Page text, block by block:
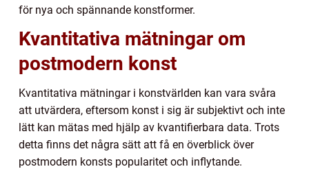
för nya och spännande konstformer.
Kvantitativa mätningar om
postmodern konst
Kvantitativa mätningar i konstvärlden kan vara svåra
att utvärdera, eftersom konst i sig är subjektivt och inte
lätt kan mätas med hjälp av kvantifierbara data. Trots
detta finns det några sätt att få en överblick över
postmodern konsts popularitet och inflytande.